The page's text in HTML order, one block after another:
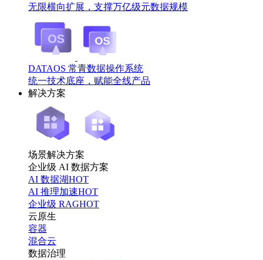
无限横向扩展，支撑万亿级元数据规模
DATAOS 常青数据操作系统
统一技术底座，赋能全线产品
解决方案
场景解决方案
企业级 AI 数据方案
AI 数据湖HOT
AI 推理加速HOT
企业级 RAGHOT
云原生
容器
混合云
数据治理